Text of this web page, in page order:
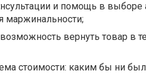
и помощь в выборе
маржинальности;
возможность вернуть товар
стоимости: каким бы ни